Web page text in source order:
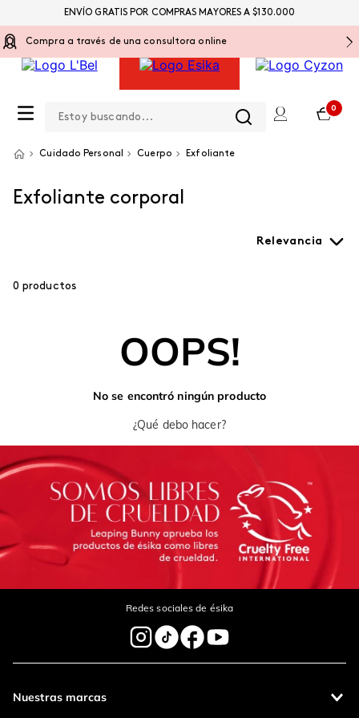
Compra a través de una consultora online
0
ENVÍO GRATIS POR COMPRAS MAYORES A $130.000
Cuidado Personal Cuerpo Exfoliante
Exfoliante corporal
Relevancia
0 productos
OOPS!
No se encontró ningún producto
¿Qué debo hacer?
Redes sociales de ésika
Nuestras marcas